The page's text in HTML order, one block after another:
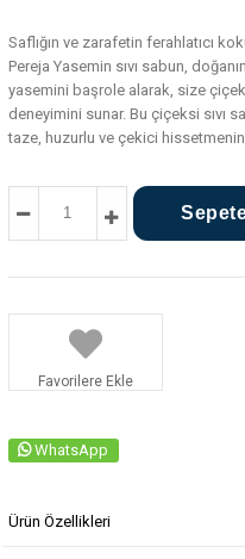
Saflığın ve zarafetin ferahlatıcı
Pereja Yasemin sıvı sabun,
yasemini başrole alarak, size
deneyimini sunar. Bu çiçeksi sıvı
taze, huzurlu ve çekici
Favorilere Ekle
WhatsApp
Ürün Özellikleri